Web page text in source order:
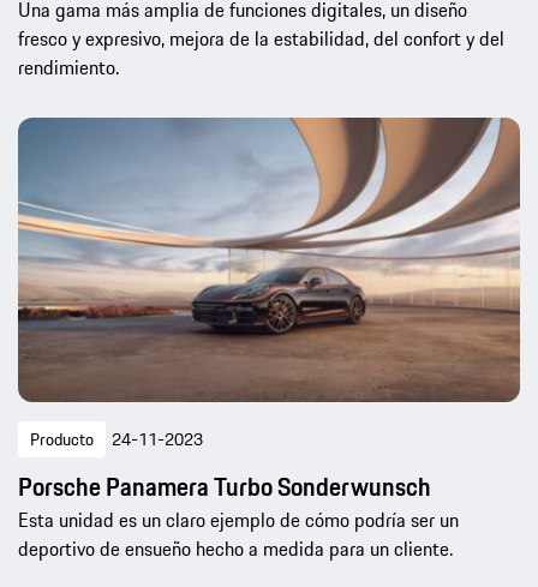
Una gama más amplia de funciones digitales, un diseño
fresco y expresivo, mejora de la estabilidad, del confort y del
rendimiento.
Producto 24-11-2023
Porsche Panamera Turbo Sonderwunsch
Esta unidad es un claro ejemplo de cómo podría ser un
deportivo de ensueño hecho a medida para un cliente.